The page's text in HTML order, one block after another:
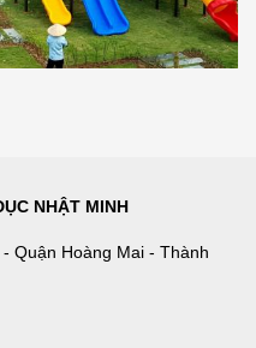
NHẬT MINH
Quận Hoàng Mai - Thành